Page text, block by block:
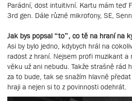
Parádní, dost intuitivní. Kartu mám teď
3rd gen. Dále různé mikrofony, SE,
Jak bys popsal “to”, co tě na hraní na
Asi by bylo jedno, kdybych hrál na
radost z hraní. Nejsem profi muzikant a
věku už ani nebudu. Takže strašně rád
za to bude, tak se snažím hlavně
hraji a nejen si to z povinnosti odehrát.